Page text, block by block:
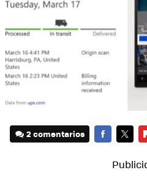
2 comentarios